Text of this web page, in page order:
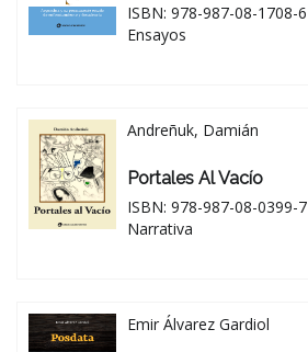
ISBN: 978-987-08-1708-6
Ensayos
Andreñuk, Damián
Portales Al Vacío
ISBN: 978-987-08-0399-7
Narrativa
Emir Álvarez Gardiol